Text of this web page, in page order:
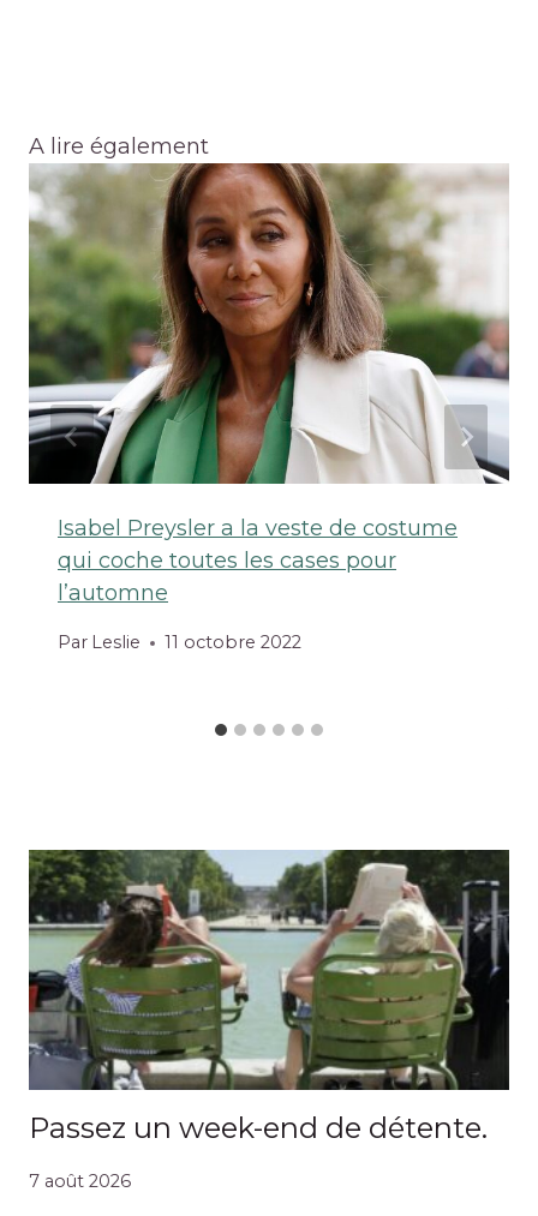
A lire également
Isabel Preysler a la veste de costume
qui coche toutes les cases pour
l’automne
Par Leslie 11 octobre 2022
Passez un week-end de détente.
7 août 2026